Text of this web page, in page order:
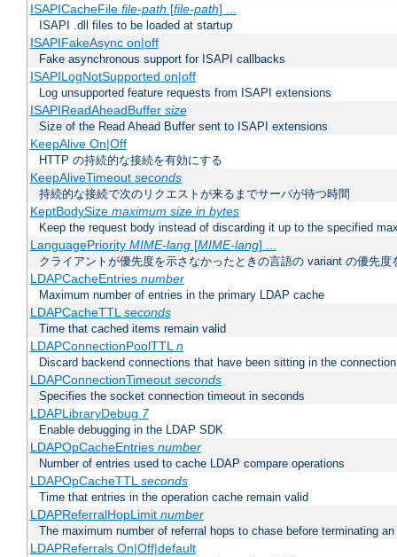
ISAPICacheFile file-path [file-path] ...
ISAPI .dll files to be loaded at startup
ISAPIFakeAsync on|off
Fake asynchronous support for ISAPI callbacks
ISAPILogNotSupported on|off
Log unsupported feature requests from ISAPI extensions
ISAPIReadAheadBuffer size
Size of the Read Ahead Buffer sent to ISAPI extensions
KeepAlive On|Off
HTTP の持続的な接続を有効にする
KeepAliveTimeout seconds
持続的な接続で次のリクエストが来るまでサーバが待つ時間
KeptBodySize maximum size in bytes
Keep the request body instead of discarding it up to the specified
LanguagePriority MIME-lang[MIME-lang] ...
クライアントが優先度を示さなかったときの言語の variant の優先度
LDAPCacheEntries number
Maximum number of entries in the primary LDAP cache
LDAPCacheTTLseconds
Time that cached items remain valid
LDAPConnectionPoolTTLn
Discard backend connections that have been sitting in the
LDAPConnectionTimeout seconds
Specifies the socket connection timeout in seconds
LDAPLibraryDebug 7
Enable debugging in the LDAP SDK
LDAPOpCacheEntries number
Number of entries used to cache LDAP compare operations
LDAPOpCacheTTLseconds
Time that entries in the operation cache remain valid
LDAPReferralHopLimit number
The maximum number of referral hops to chase before terminating
LDAPReferrals On|Off|default